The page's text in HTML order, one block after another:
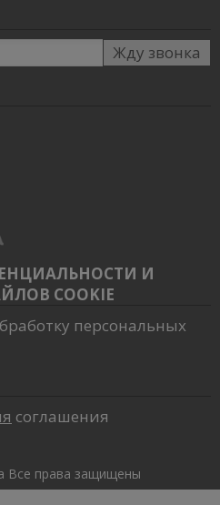
Жду звонка
И
COOKIE
персональных
соглашения
Все права защищены